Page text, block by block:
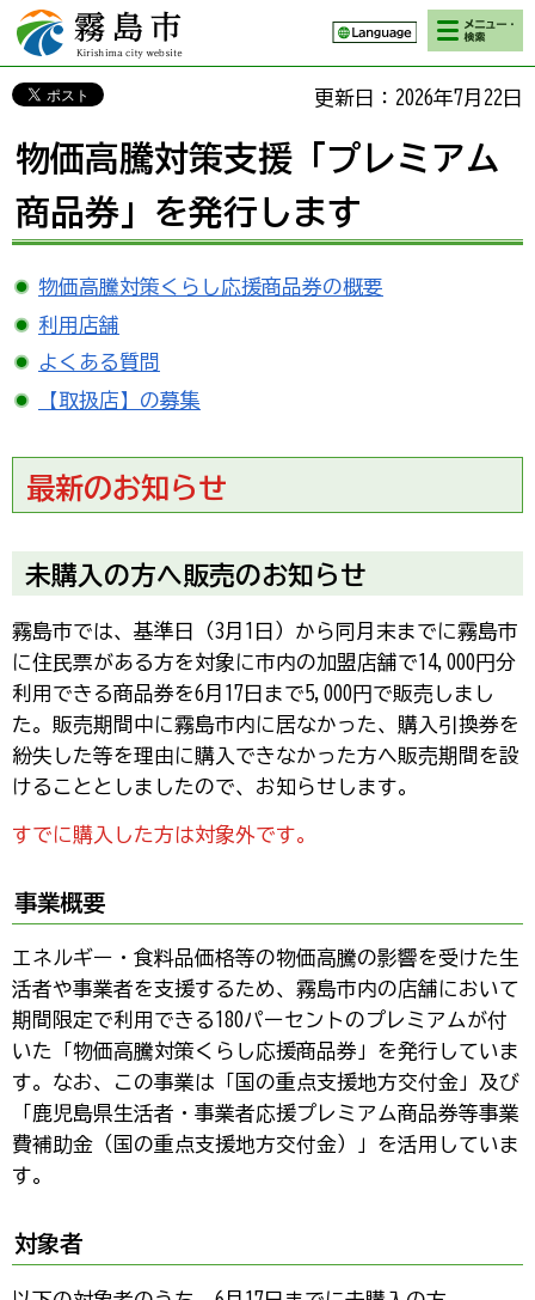
霧島市 Kirishima
city website
検索・メニ
ュー
更新日：2026年7月22日
物価高騰対策支援「プレミアム
商品券」を発行します
物価高騰対策くらし応援商品券の概要
利用店舗
よくある質問
【取扱店】の募集
最新のお知らせ
未購入の方へ販売のお知らせ
霧島市では、基準日（3月1日）から同月末までに霧島市
に住民票がある方を対象に市内の加盟店舗で14,000円分
利用できる商品券を6月17日まで5,000円で販売しまし
た。販売期間中に霧島市内に居なかった、購入引換券を
紛失した等を理由に購入できなかった方へ販売期間を設
けることとしましたので、お知らせします。
すでに購入した方は対象外です。
事業概要
エネルギー・食料品価格等の物価高騰の影響を受けた生
活者や事業者を支援するため、霧島市内の店舗において
期間限定で利用できる180パーセントのプレミアムが付
いた「物価高騰対策くらし応援商品券」を発行していま
す。なお、この事業は「国の重点支援地方交付金」及び
「鹿児島県生活者・事業者応援プレミアム商品券等事業
費補助金（国の重点支援地方交付金）」を活用していま
す。
対象者